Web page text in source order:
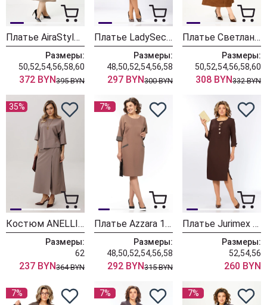
Платье AiraStyle 24437 капучино
Размеры:
50,52,54,56,58,60
372 BYN395 BYN
Платье LadySecret 25314 шоколад
Размеры:
48,50,52,54,56,58
297 BYN300 BYN
Платье Светлана-Стиль 2355 кэмел
Размеры:
50,52,54,56,58,60
308 BYN332 BYN
35%
Костюм ANELLI LAUREL 1793-2 пустынная гладь
Размеры:
62
237 BYN364 BYN
7%
Платье Azzara 10062
Размеры:
48,50,52,54,56,58
292 BYN315 BYN
Платье Jurimex West 3544
Размеры:
52,54,56
260 BYN
7% 7% 7%